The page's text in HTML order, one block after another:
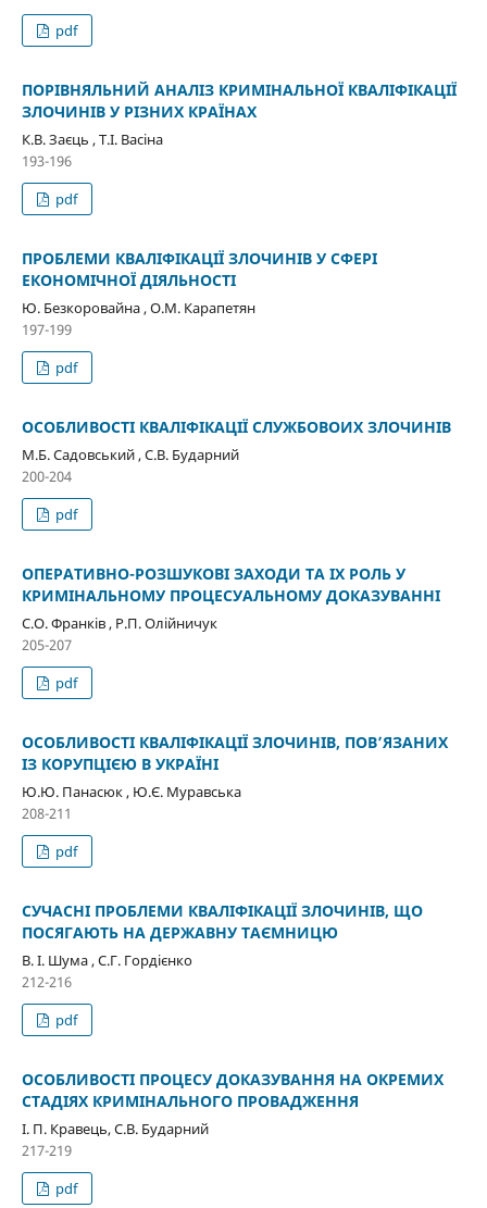
pdf
ПОРІВНЯЛЬНИЙ АНАЛІЗ КРИМІНАЛЬНОЇ КВАЛІФІКАЦІЇ
ЗЛОЧИНІВ У РІЗНИХ КРАЇНАХ
К.В. Заєць , Т.І. Васіна
193-196
pdf
ПРОБЛЕМИ КВАЛІФІКАЦІЇ ЗЛОЧИНІВ У СФЕРІ
ЕКОНОМІЧНОЇ ДІЯЛЬНОСТІ
Ю. Безкоровайна , О.М. Карапетян
197-199
pdf
ОСОБЛИВОСТІ КВАЛІФІКАЦІЇ СЛУЖБОВОИХ ЗЛОЧИНІВ
М.Б. Садовський , С.В. Бударний
200-204
pdf
ОПЕРАТИВНО-РОЗШУКОВІ ЗАХОДИ ТА ІХ РОЛЬ У
КРИМІНАЛЬНОМУ ПРОЦЕСУАЛЬНОМУ ДОКАЗУВАННІ
С.О. Франків , Р.П. Олійничук
205-207
pdf
ОСОБЛИВОСТІ КВАЛІФІКАЦІЇ ЗЛОЧИНІВ, ПОВʼЯЗАНИХ
ІЗ КОРУПЦІЄЮ В УКРАЇНІ
Ю.Ю. Панасюк , Ю.Є. Муравська
208-211
pdf
СУЧАСНІ ПРОБЛЕМИ КВАЛІФІКАЦІЇ ЗЛОЧИНІВ, ЩО
ПОСЯГАЮТЬ НА ДЕРЖАВНУ ТАЄМНИЦЮ
В. І. Шума , С.Г. Гордієнко
212-216
pdf
ОСОБЛИВОСТІ ПРОЦЕСУ ДОКАЗУВАННЯ НА ОКРЕМИХ
СТАДІЯХ КРИМІНАЛЬНОГО ПРОВАДЖЕННЯ
І. П. Кравець, С.В. Бударний
217-219
pdf